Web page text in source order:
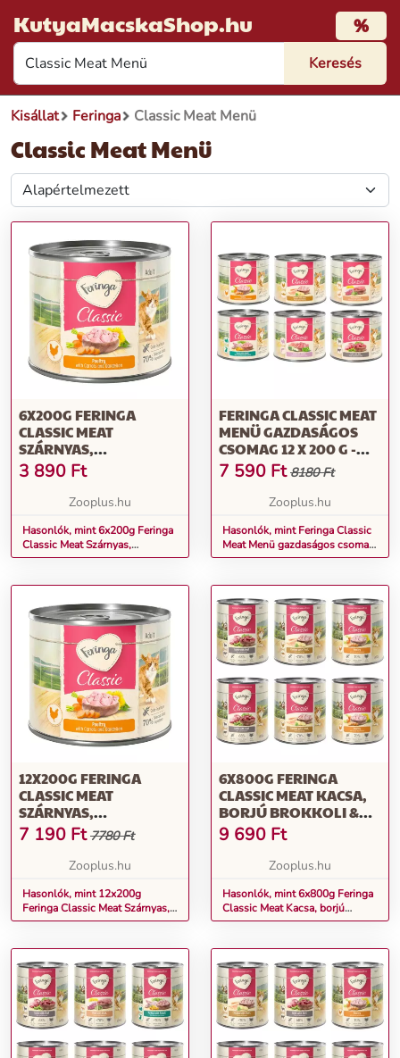
KutyaMacskaShop.hu %
Kisállat Feringa Classic Meat Menü
Classic Meat Menü
6X200G FERINGA
CLASSIC MEAT
SZÁRNYAS,
SÁRGARÉPA &
PITYPANG NEDVES
MACSKATÁP
3 890 Ft
Zooplus.hu
Hasonlók, mint 6x200g Feringa
Classic Meat Szárnyas,
sárgarépa & pitypang nedves
FERINGA CLASSIC MEAT
MENÜ GAZDASÁGOS
CSOMAG 12 X 200 G -
VEGYES CSOMAG
7 590 Ft 8180 Ft
Zooplus.hu
Hasonlók, mint Feringa Classic
Meat Menü gazdaságos csomag
12 x 200 g - Vegyes csomag
12X200G FERINGA
CLASSIC MEAT
SZÁRNYAS,
SÁRGARÉPA &
PITYPANG NEDVES
MACSKATÁP
7 190 Ft 7780 Ft
Zooplus.hu
Hasonlók, mint 12x200g
Feringa Classic Meat Szárnyas,
sárgarépa & pitypang nedves
6X800G FERINGA
CLASSIC MEAT KACSA,
BORJÚ BROKKOLI &
PITYPANG NEDVES
MACSKATÁP MIX 1:
SZÁRNYAS, BÁRÁNY &
PISZTRÁNG
9 690 Ft
Zooplus.hu
Hasonlók, mint 6x800g Feringa
Classic Meat Kacsa, borjú
brokkoli & pitypang nedves
bárány & nyúl, csirke &
pisztráng